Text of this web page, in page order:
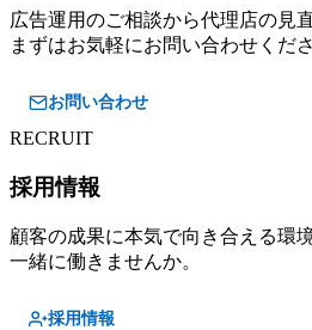
広告運用のご相談から代理店の見
まずはお気軽にお問い合わせくださ
お問い合わせ
RECRUIT
採用情報
顧客の成果に本気で向き合える環
一緒に働きませんか。
採用情報